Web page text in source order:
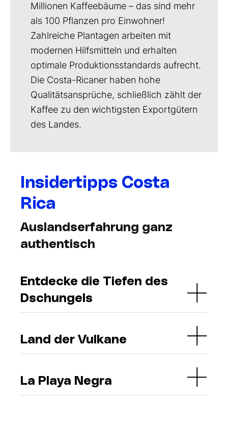
Millionen Kaffeebäume – das sind mehr
als 100 Pflanzen pro Einwohner!
Zahlreiche Plantagen arbeiten mit
modernen Hilfsmitteln und erhalten
optimale Produktionsstandards aufrecht.
Die Costa-Ricaner haben hohe
Qualitätsansprüche, schließlich zählt der
Kaffee zu den wichtigsten Exportgütern
des Landes.
Insidertipps Costa
Rica
Auslandserfahrung ganz
authentisch
Entdecke die Tiefen des
Dschungels
Land der Vulkane
La Playa Negra